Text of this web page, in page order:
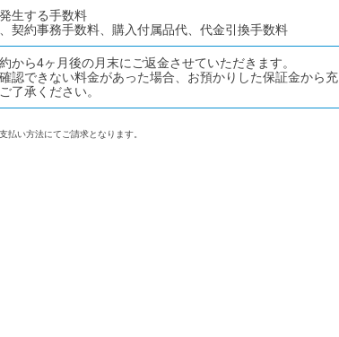
生する手数料
契約事務手数料、購入付属品代、代金引換手数料
から4ヶ月後の月末にご返金させていただきます。
認できない料金があった場合、お預かりした保証金から充
了承ください。
い方法にてご請求となります。